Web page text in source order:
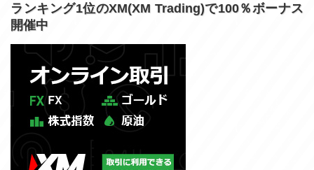
ランキング1位のXM(XM Trading)で100％ボーナス
開催中